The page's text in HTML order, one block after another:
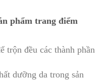
phẩm trang điểm
trộn đều các thành phần
dưỡng da trong sản